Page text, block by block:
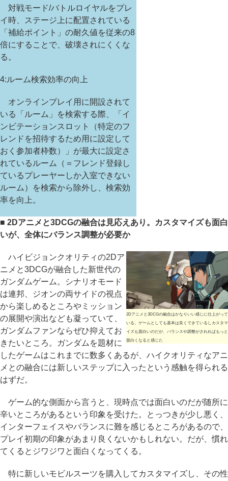
対戦モード/バトルロイヤルをプレ
イ時、ステージ上に配置されている
「補給ポイント」の耐久値を従来の8
倍にすることで、破壊されにくくな
る。
4:ルーム検索効率の向上
オンラインプレイ用に開設されて
いる「ルーム」を検索する際、「イ
ンビテーションスロット（特定のフ
レンドを招待するため用に設定して
おく参加者枠数）」が最大に設定さ
れているルーム（＝フレンド登録し
ているプレーヤーしか入室できない
ルーム）を検索から除外し、検索効
率を向上。
■ 2Dアニメと3DCGの融合は見応えあり。カスタマイズも面白
いが、全体にバランス調整が必要か
2Dアニメと3DCGの融合はかなりいい感じに仕上がって
いる。ゲームとしても基本は良くできているしカスタマ
イズも面白いのだが、バランスや調整がされればもっと
面白くなると感じた
ハイビジョンクオリティの2Dア
ニメと3DCGが融合した新世代の
ガンダムゲーム。シナリオモード
は連邦、ジオンの両サイドの視点
から楽しめるところやミッション
の展開や演出なども凝っていて、
ガンダムファンならぜひ抑えてお
きたいところ。ガンダムを題材に
したゲームはこれまでに数多くあるが、ハイクオリティなアニ
メとの融合には新しいステップに入ったという感触を得られる
はずだ。
ゲーム的な側面から言うと、現時点では面白いのだが随所に
辛いところがあるという印象を受けた。とっつきが少し悪く、
インターフェイスやバランスに難を感じるところがあるので、
プレイ初期の印象があまり良くないかもしれない。だが、慣れ
てくるとジワジワと面白くなってくる。
特に新しいモビルスーツを購入してカスタマイズし、その性